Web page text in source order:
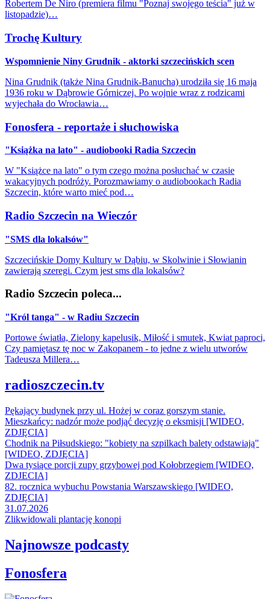
Robertem De Niro (premiera filmu "Poznaj swojego teścia" już w
listopadzie)…
Trochę Kultury
Wspomnienie Niny Grudnik - aktorki szczecińskich scen
Nina Grudnik (także Nina Grudnik-Banucha) urodziła się 16 maja
1936 roku w Dąbrowie Górniczej. Po wojnie wraz z rodzicami
wyjechała do Wrocławia…
Fonosfera - reportaże i słuchowiska
"Książka na lato" - audiobooki Radia Szczecin
W "Książce na lato" o tym czego można posłuchać w czasie
wakacyjnych podróży. Porozmawiamy o audiobookach Radia
Szczecin, które warto mieć pod…
Radio Szczecin na Wieczór
"SMS dla lokalsów"
Szczecińskie Domy Kultury w Dąbiu, w Skolwinie i Słowianin
zawierają szeregi. Czym jest sms dla lokalsów?
Radio Szczecin poleca...
"Król tanga" - w Radiu Szczecin
Portowe światła, Zielony kapelusik, Miłość i smutek, Kwiat paproci,
Czy pamiętasz tę noc w Zakopanem - to jedne z wielu utworów
Tadeusza Millera…
radioszczecin.tv
Pękający budynek przy ul. Hożej w coraz gorszym stanie.
Mieszkańcy: nadzór może podjąć decyzję o eksmisji [WIDEO,
ZDJĘCIA]
Chodnik na Piłsudskiego: "kobiety na szpilkach balety odstawiają"
[WIDEO, ZDJĘCIA]
Dwa tysiące porcji zupy grzybowej pod Kołobrzegiem [WIDEO,
ZDJECIA]
82. rocznica wybuchu Powstania Warszawskiego [WIDEO,
ZDJĘCIA]
31.07.2026
Zlikwidowali plantację konopi
Najnowsze podcasty
Fonosfera